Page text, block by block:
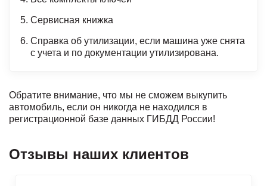
Сервисная книжка
Справка об утилизации, если машина уже снята
с учета и по документации утилизирована.
Обратите внимание, что мы не сможем выкупить
автомобиль, если он никогда не находился в
регистрационной базе данных ГИБДД России!
Отзывы наших клиентов